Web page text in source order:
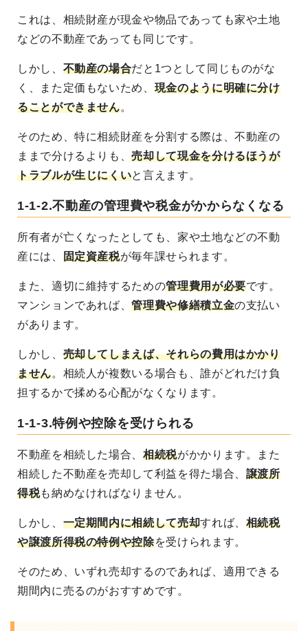
これは、相続財産が現金や物品であっても家や土地
などの不動産であっても同じです。
しかし、 不動産の場合だと1つとして同じものがな
く、また定価もないため、 現金のように明確に分け
ることができません。
そのため、特に相続財産を分割する際は、不動産の
ままで分けるよりも、売却して現金を分けるほうが
トラブルが生じにくいと言えます。
1-1-2.不動産の管理費や税金がかからなくなる
所有者が亡くなったとしても、 家や土地などの不動
産には、 固定資産税が毎年課せられます 。
また、適切に維持するための管理費用が必要です。
マンションであれば、管理費や修繕積立金の支払い
があります。
しかし、 売却してしまえば、それらの費用はかかり
ません。相続人が複数いる場合も、誰がどれだけ負
担するかで揉める心配がなくなります。
1-1-3.特例や控除を受けられる
不動産を相続した場合、相続税がかかります。また
相続した不動産を売却して利益を得た場合、 譲渡所
得税も納めなければなりません。
しかし、 一定期間内に相続して売却すれば、 相続税
や譲渡所得税の特例や控除を受けられます。
そのため、いずれ売却するのであれば、適用できる
期間内に売るのがおすすめです。